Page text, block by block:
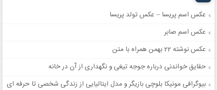
عکس اسم پریسا – عکس تولد پریسا
عکس اسم صابر
عکس نوشته 22 بهمن همراه با متن
حقایق خواندنی درباره جوجه تیغی و نگهداری از آن در خانه
بیوگرافی مونیکا بلوچی بازیگر و مدل ایتالیایی از زندگی شخصی تا حرفه ای